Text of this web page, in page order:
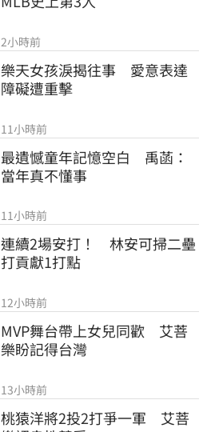
2小時前
樂天女孩淚揭往事　愛意表達
障礙遭重擊
11小時前
最遺憾童年記憶空白　禹菡：
當年真不懂事
11小時前
連續2場安打！　林安可掃二壘
打貢獻1打點
12小時前
MVP舞台帶上女兒同歡　艾菩
樂盼記得台灣
13小時前
桃猿洋將2投2打爭一軍　艾菩